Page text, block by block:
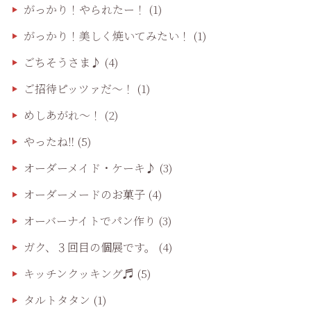
がっかり！やられたー！ (1)
がっかり！美しく焼いてみたい！ (1)
ごちそうさま♪ (4)
ご招待ピッツァだ〜！ (1)
めしあがれ～！ (2)
やったね‼️ (5)
オーダーメイド・ケーキ♪ (3)
オーダーメードのお菓子(4)
オーバーナイトでパン作り (3)
ガク、３回目の個展です。
(4)
キッチンクッキング♬ (5)
タルトタタン (1)